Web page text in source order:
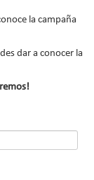
la campaña
dar a conocer la